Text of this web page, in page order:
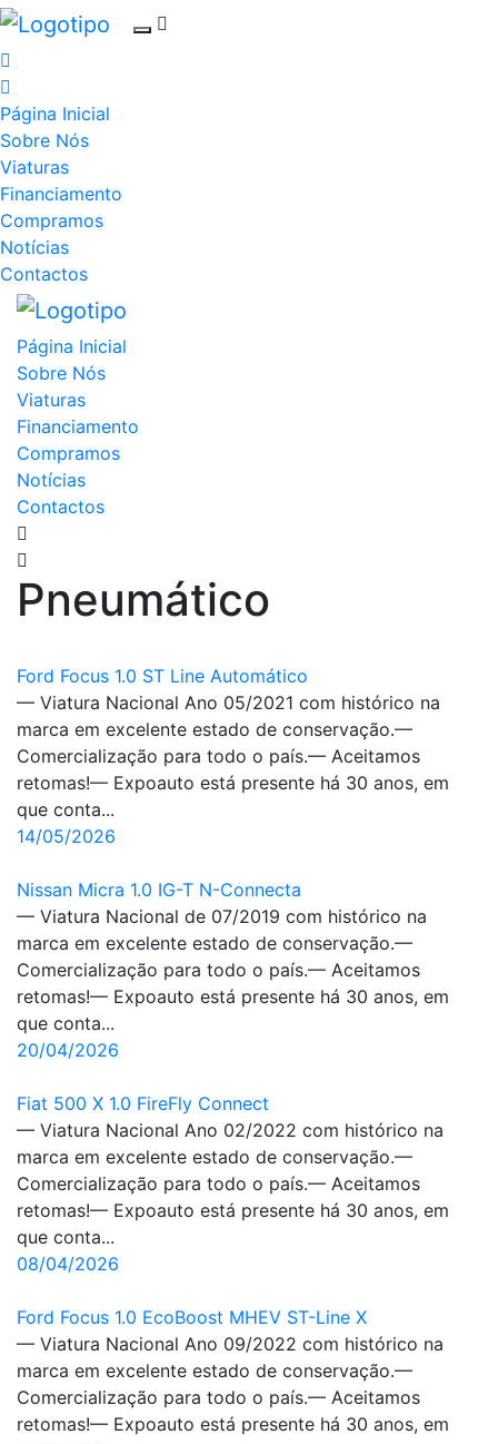
Página Inicial
Sobre Nós
Viaturas
Financiamento
Compramos
Notícias
Contactos
Página Inicial
Sobre Nós
Viaturas
Financiamento
Compramos
Notícias
Contactos
Pneumático
Ford Focus 1.0 ST Line Automático
— Viatura Nacional Ano 05/2021 com histórico na
marca em excelente estado de conservação.—
Comercialização para todo o país.— Aceitamos
retomas!— Expoauto está presente há 30 anos, em
que conta...
14/05/2026
Nissan Micra 1.0 IG-T N-Connecta
— Viatura Nacional de 07/2019 com histórico na
marca em excelente estado de conservação.—
Comercialização para todo o país.— Aceitamos
retomas!— Expoauto está presente há 30 anos, em
que conta...
20/04/2026
Fiat 500 X 1.0 FireFly Connect
— Viatura Nacional Ano 02/2022 com histórico na
marca em excelente estado de conservação.—
Comercialização para todo o país.— Aceitamos
retomas!— Expoauto está presente há 30 anos, em
que conta...
08/04/2026
Ford Focus 1.0 EcoBoost MHEV ST-Line X
— Viatura Nacional Ano 09/2022 com histórico na
marca em excelente estado de conservação.—
Comercialização para todo o país.— Aceitamos
retomas!— Expoauto está presente há 30 anos, em